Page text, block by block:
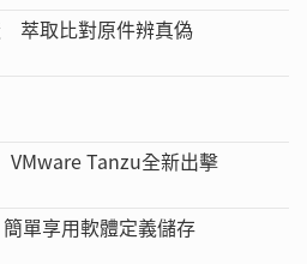
萃取比對原件辨真偽
Tanzu全新出擊
單享用軟體定義儲存